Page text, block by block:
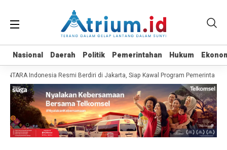
Nasional Daerah Politik Pemerintahan Hukum
Nasional Daerah Politik Pemerintahan Hukum
Indonesia Resmi Berdiri di Jakarta, Siap Kawal Program Pemerintah